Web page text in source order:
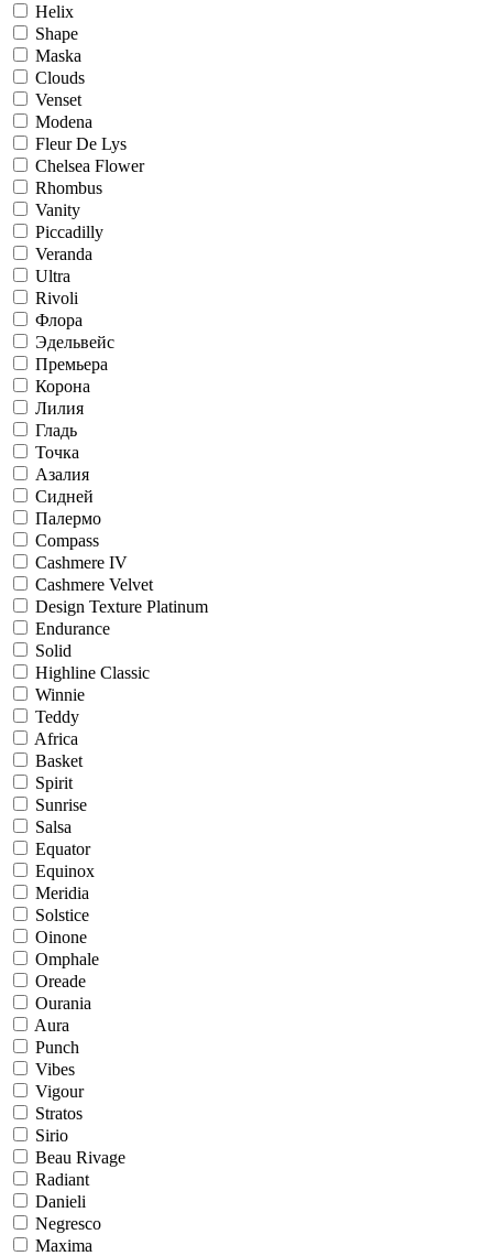
Helix
Shape
Maska
Clouds
Venset
Modena
Fleur De Lys
Chelsea Flower
Rhombus
Vanity
Piccadilly
Veranda
Ultra
Rivoli
Флора
Эдельвейс
Премьера
Корона
Лилия
Гладь
Точка
Азалия
Сидней
Палермо
Compass
Cashmere IV
Cashmere Velvet
Design Texture Platinum
Endurance
Solid
Highline Classic
Winnie
Teddy
Africa
Basket
Spirit
Sunrise
Salsa
Equator
Equinox
Meridia
Solstice
Oinone
Omphale
Oreade
Ourania
Aura
Punch
Vibes
Vigour
Stratos
Sirio
Beau Rivage
Radiant
Danieli
Negresco
Maxima